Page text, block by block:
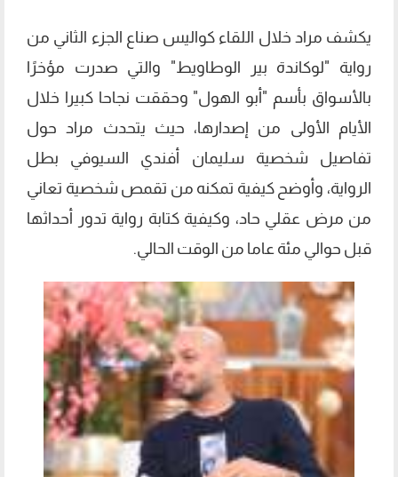
يكشف مراد خلال اللقاء كواليس صناع الجزء الثاني من
رواية "لوكاندة بير الوطاويط" والتي صدرت مؤخرًا
بالأسواق بأسم "أبو الهول" وحققت نجاحا كبيرا خلال
الأيام الأولى من إصدارها، حيث يتحدث مراد حول
تفاصيل شخصية سليمان أفندي السيوفي بطل
الرواية، وأوضح كيفية تمكنه من تقمص شخصية تعاني
من مرض عقلي حاد، وكيفية كتابة رواية تدور أحداثها
قبل حوالي مئة عاما من الوقت الحالي.